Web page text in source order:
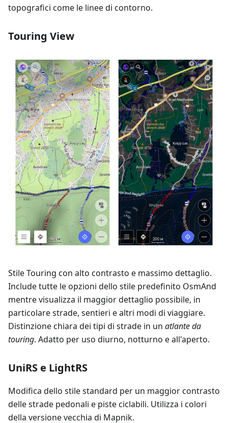
topografici come le linee di contorno.
Touring View
Stile Touring con alto contrasto e massimo dettaglio.
Include tutte le opzioni dello stile predefinito OsmAnd
mentre visualizza il maggior dettaglio possibile, in
particolare strade, sentieri e altri modi di viaggiare.
Distinzione chiara dei tipi di strade in un atlante da
touring. Adatto per uso diurno, notturno e all'aperto.
UniRS e LightRS
Modifica dello stile standard per un maggior contrasto
delle strade pedonali e piste ciclabili. Utilizza i colori
della versione vecchia di Mapnik.